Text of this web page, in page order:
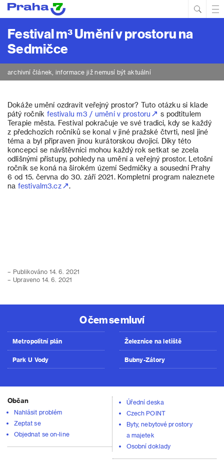
Festival m³ Umění v prostoru na
Sedmičce
archivní článek, informace již nemusí být aktuální
Dokáže umění ozdravit veřejný prostor? Tuto otázku si klade
pátý ročník festivalu m3 / umění v prostoru
s podtitulem
Terapie města. Festival pokračuje ve své tradici, kdy se každý
z předchozích ročníků se konal v jiné pražské čtvrti, nesl jiné
téma a byl připraven jinou kurátorskou dvojicí. Díky této
koncepci se návštěvníci mohou každý rok setkat se zcela
odlišnými přístupy, pohledy na umění a veřejný prostor. Letošní
ročník se koná na širokém území Sedmičky a sousední Prahy
6 od 15. června do 30. září 2021. Kompletní program naleznete
na festivalm3.cz .
– Publikováno 14. 6. 2021
– Upraveno 14. 6. 2021
O čem se mluví
Metropolitní plán
Park U Vody
Železnice na letiště
Bubny-Zátory
Občan
Nahlásit problém
Zeptat se
Objednat se on-line
Úřední deska
Czech POINT
Byty, nebytové prostory
a majetek
Osobní doklady